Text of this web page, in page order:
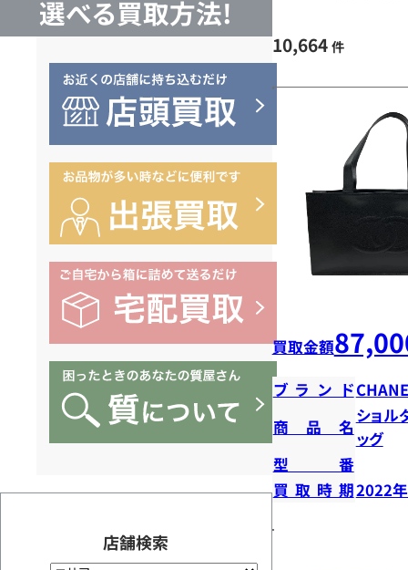
選べる買取方法!
店舗検索
10,664 件
買取金額
ブランド
商品名
ショル
ッグ
型番
買取時期2022